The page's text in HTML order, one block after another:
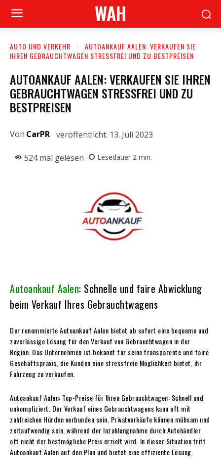
WAH
AUTO UND VERKEHR
AUTOANKAUF AALEN: VERKAUFEN SIE
IHREN GEBRAUCHTWAGEN STRESSFREI UND ZU BESTPREISEN
AUTOANKAUF AALEN: VERKAUFEN SIE IHREN
GEBRAUCHTWAGEN STRESSFREI UND ZU
BESTPREISEN
Von CarPR veröffentlicht: 13. Juli 2023
524mal gelesen Lesedauer 2 min.
Autoankauf Aalen: Schnelle und faire Abwicklung
beim Verkauf Ihres Gebrauchtwagens
Der renommierte Autoankauf Aalen bietet ab sofort eine bequeme und
zuverlässige Lösung für den Verkauf von Gebrauchtwagen in der
Region. Das Unternehmen ist bekannt für seine transparente und faire
Geschäftspraxis, die Kunden eine stressfreie Möglichkeit bietet, ihr
Fahrzeug zu verkaufen.
Autoankauf Aalen: Top-Preise für Ihren Gebrauchtwagen: Schnell und
unkompliziert. Der Verkauf eines Gebrauchtwagens kann oft mit
zahlreichen Hürden verbunden sein. Privatverkäufe können mühsam und
zeitaufwendig sein, während der Inzahlungnahme durch Autohändler
oft nicht der bestmögliche Preis erzielt wird. In dieser Situation tritt
Autoankauf Aalen auf den Plan und bietet eine effiziente Lösung.